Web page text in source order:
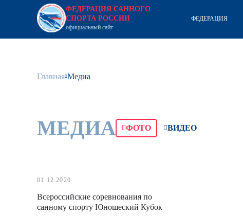
ФЕДЕРАЦИЯ САННОГО
СПОРТА РОССИИ
официальный сайт
ФЕДЕРАЦИЯ
Главная Медиа
МЕДИА ФОТО ВИДЕО
01.12.2020
Всероссийские соревнования по
санному спорту Юношеский Кубок